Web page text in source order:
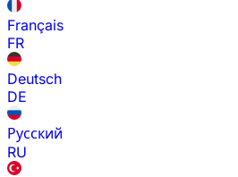
Français
FR
Deutsch
DE
Русский
RU